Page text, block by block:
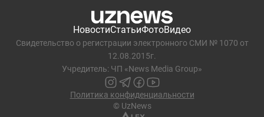
НовостиСтатьиФотоВидео
Свидетельство о регистрации электронного СМИ № 1070 от
12.08.2015г.
Учредитель: ЧП «News Media Group»
Политика конфиденциальности
© UzNews